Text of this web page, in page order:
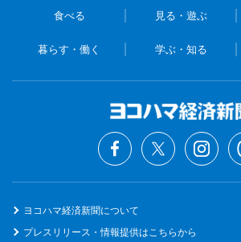
食べる 見る・遊ぶ
暮らす・働く 学ぶ・知る
ヨコハマ経済新聞について
プレスリリース・情報提供はこちらから